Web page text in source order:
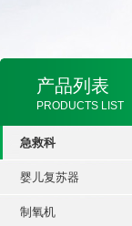
产品列表
PRODUCTS LIST
急救科
婴儿复苏器
制氧机